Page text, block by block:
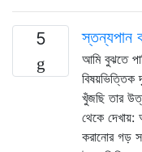
5 স্তন্যপান
আমি বুঝতে
বিষয়ভিত্তিক
খুঁজছি তার
থেকে দেখায়:
করানোর গড়